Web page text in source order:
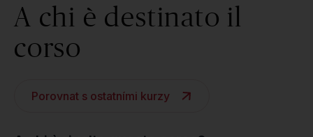
A chi è destinato il
corso
Porovnat s ostatními kurzy